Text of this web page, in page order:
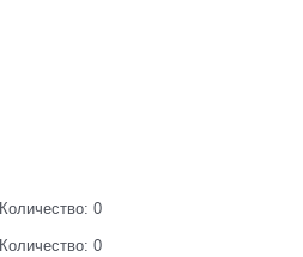
Количество: 0
Количество: 0